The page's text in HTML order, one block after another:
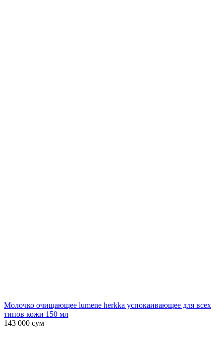
Молочко очищающее lumene herkka успокаивающее для всех
типов кожи 150 мл
143 000 сум